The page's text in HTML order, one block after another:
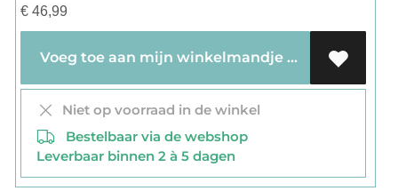
€46,99
Voeg toe aan mijn winkelmandje
Niet op voorraad in de winkel
Bestelbaar via de webshop
Leverbaar binnen 2 à 5 dagen